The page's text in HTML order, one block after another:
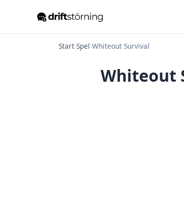
Start›Spel›Whiteout Survival
Whiteout